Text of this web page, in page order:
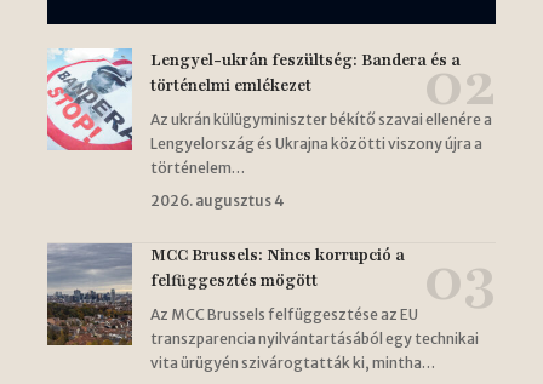
Lengyel-ukrán feszültség: Bandera és a
történelmi emlékezet
Az ukrán külügyminiszter békítő szavai ellenére a
Lengyelország és Ukrajna közötti viszony újra a
történelem…
2026. augusztus 4
MCC Brussels: Nincs korrupció a
felfüggesztés mögött
Az MCC Brussels felfüggesztése az EU
transzparencia nyilvántartásából egy technikai
vita ürügyén szivárogtatták ki, mintha…